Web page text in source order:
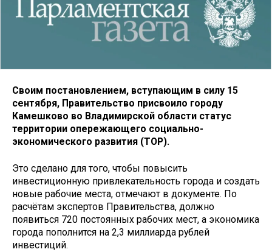
Своим постановлением, вступающим в силу 15
сентября, Правительство присвоило городу
Камешково во Владимирской области статус
территории опережающего социально-
экономического развития (ТОР).
Это сделано для того, чтобы повысить
инвестиционную привлекательность города и создать
новые рабочие места, отмечают в документе. По
расчётам экспертов Правительства, должно
появиться 720 постоянных рабочих мест, а экономика
города пополнится на 2,3 миллиарда рублей
инвестиций.